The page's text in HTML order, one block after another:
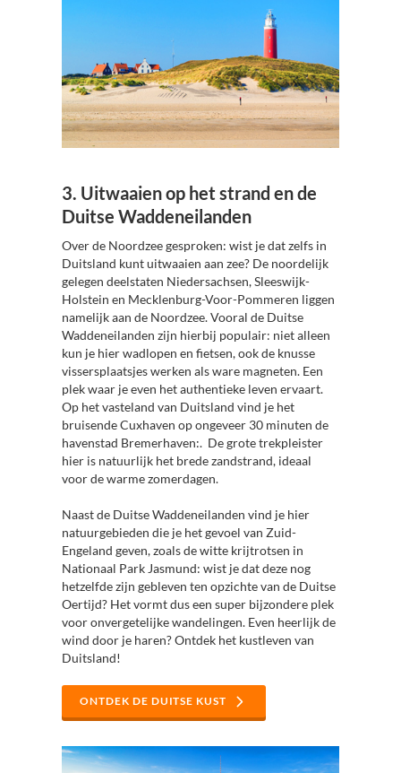
3. Uitwaaien op het strand en de
Duitse Waddeneilanden
Over de Noordzee gesproken: wist je dat zelfs in
Duitsland kunt uitwaaien aan zee? De noordelijk
gelegen deelstaten Niedersachsen, Sleeswijk-
Holstein en Mecklenburg-Voor-Pommeren liggen
namelijk aan de Noordzee. Vooral de Duitse
Waddeneilanden zijn hierbij populair: niet alleen
kun je hier wadlopen en fietsen, ook de knusse
vissersplaatsjes werken als ware magneten. Een
plek waar je even het authentieke leven ervaart.
Op het vasteland van Duitsland vind je het
bruisende Cuxhaven op ongeveer 30 minuten de
havenstad Bremerhaven:. De grote trekpleister
hier is natuurlijk het brede zandstrand, ideaal
voor de warme zomerdagen.
Naast de Duitse Waddeneilanden vind je hier
natuurgebieden die je het gevoel van Zuid-
Engeland geven, zoals de witte krijtrotsen in
Nationaal Park Jasmund: wist je dat deze nog
hetzelfde zijn gebleven ten opzichte van de Duitse
Oertijd? Het vormt dus een super bijzondere plek
voor onvergetelijke wandelingen. Even heerlijk de
wind door je haren? Ontdek het kustleven van
Duitsland!
ONTDEK DE DUITSE KUST